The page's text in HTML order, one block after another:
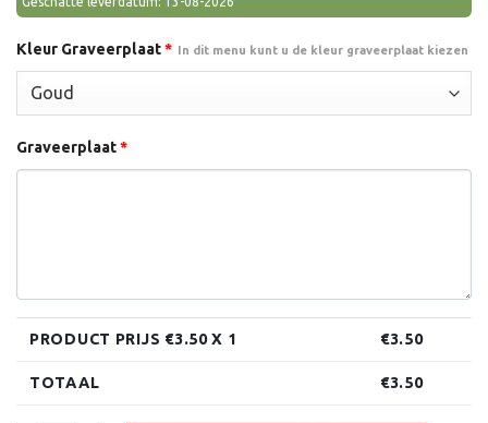
waardering
Kleur Graveerplaat* In dit menu kunt u de kleur graveerplaat kiezen
Graveerplaat*
PRODUCT PRIJS €3.50X 1 €3.50
TOTAAL €3.50